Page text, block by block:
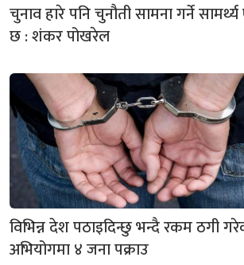
चुनाव हारे पनि चुनौती सामना गर्ने
छ : शंकर पोखरेल
विभिन्न देश पठाइदिन्छु भन्दै रकम ठगी
अभियोगमा ४ जना पक्राउ